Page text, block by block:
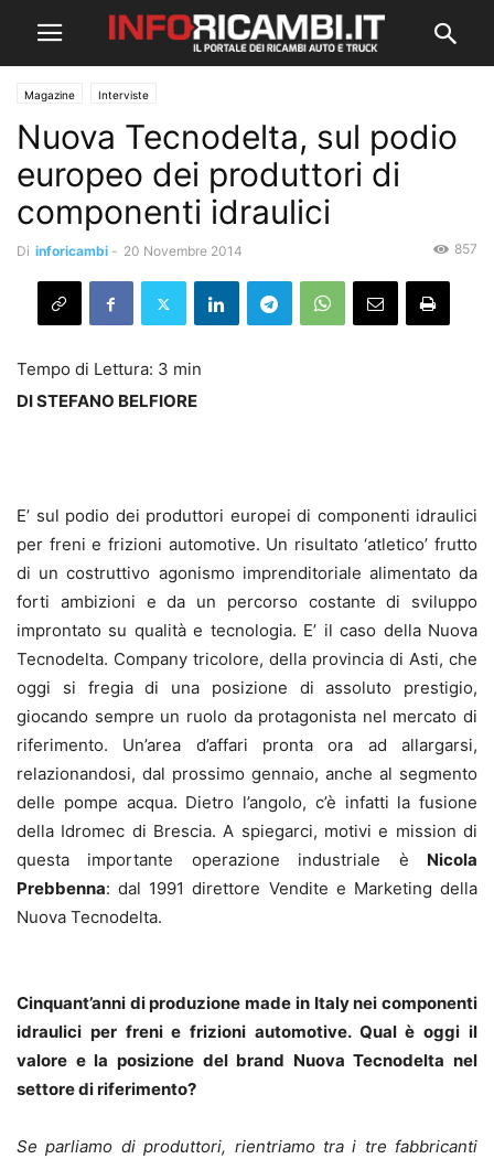
Magazine Interviste
Nuova Tecnodelta, sul podio
europeo dei produttori di
componenti idraulici
Di inforicambi - 20 Novembre 2014 857
DI STEFANO BELFIORE
E’ sul podio dei produttori europei di componenti idraulici
per freni e frizioni automotive. Un risultato ‘atletico’ frutto
di un costruttivo agonismo imprenditoriale alimentato da
forti ambizioni e da un percorso costante di sviluppo
improntato su qualità e tecnologia. E’ il caso della Nuova
Tecnodelta. Company tricolore, della provincia di Asti, che
oggi si fregia di una posizione di assoluto prestigio,
giocando sempre un ruolo da protagonista nel mercato di
riferimento. Un’area d’affari pronta ora ad allargarsi,
relazionandosi, dal prossimo gennaio, anche al segmento
delle pompe acqua. Dietro l’angolo, c’è infatti la fusione
della Idromec di Brescia. A spiegarci, motivi e mission di
questa importante operazione industriale è Nicola
Prebbenna: dal 1991 direttore Vendite e Marketing della
Nuova Tecnodelta.
Cinquant’anni di produzione made in Italy nei componenti
idraulici per freni e frizioni automotive. Qual è oggi il
valore e la posizione del brand Nuova Tecnodelta nel
settore di riferimento?
Se parliamo di produttori, rientriamo tra i tre fabbricanti